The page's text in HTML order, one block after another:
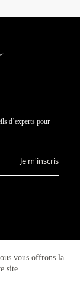
vous offrons la
site.
d’experts pour
Je m'inscris
sens